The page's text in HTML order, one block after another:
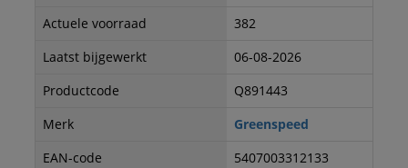
Actuele voorraad
382
Laatst bijgewerkt
06-08-2026
Productcode
Q891443
Merk
Greenspeed
EAN-code
5407003312133